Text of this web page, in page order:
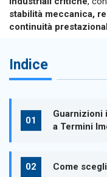
stabilità meccanica,
continuità
Indice
Guarnizioni
a Termini
Come